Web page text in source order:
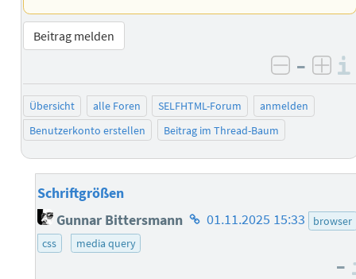
Beitrag melden
negativ
–
Übersicht alle Foren SELFHTML-Forum
anmelden
Benutzerkonto erstellen
Beitrag im Thread-Baum
Schriftgrößen
Gunnar Bittersmann Homepage
01.11.2025 15:33
browser
css
media query
–